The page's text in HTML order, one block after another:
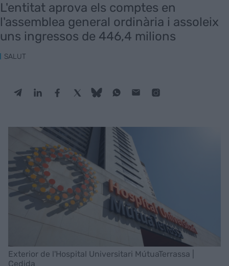
L'entitat aprova els comptes en
l'assemblea general ordinària i assoleix
uns ingressos de 446,4 milions
SALUT
Exterior de l'Hospital Universitari MútuaTerrassa |
Cedida